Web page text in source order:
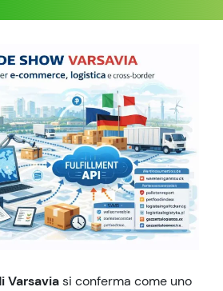
Varsaviasi conferma come uno